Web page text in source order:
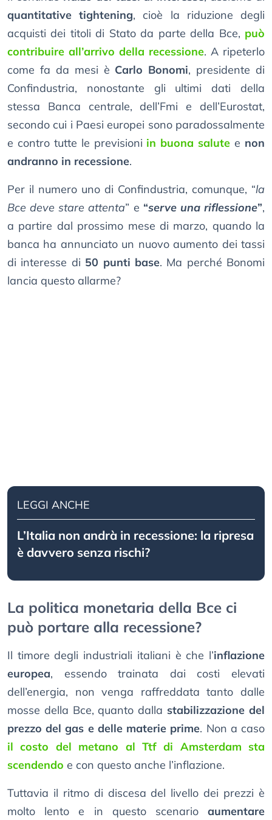
quantitative tightening, cioè la riduzione degli
acquisti dei titoli di Stato da parte della Bce, può
contribuire all’arrivo della recessione. A ripeterlo
come fa da mesi è Carlo Bonomi, presidente di
Confindustria, nonostante gli ultimi dati della
stessa Banca centrale, dell’Fmi e dell’Eurostat,
secondo cui i Paesi europei sono paradossalmente
e contro tutte le previsioni in buona salute e non
andranno in recessione.
Per il numero uno di Confindustria, comunque, “la
Bce deve stare attenta” e “serve una riflessione”,
a partire dal prossimo mese di marzo, quando la
banca ha annunciato un nuovo aumento dei tassi
di interesse di 50 punti base. Ma perché Bonomi
lancia questo allarme?
LEGGI ANCHE
L’Italia non andrà in recessione: la ripresa
è davvero senza rischi?
La politica monetaria della Bce ci
può portare alla recessione?
Il timore degli industriali italiani è che l’inflazione
europea, essendo trainata dai costi elevati
dell’energia, non venga raffreddata tanto dalle
mosse della Bce, quanto dalla stabilizzazione del
prezzo del gas e delle materie prime. Non a caso
il costo del metano al Ttf di Amsterdam sta
scendendo e con questo anche l’inflazione.
Tuttavia il ritmo di discesa del livello dei prezzi è
molto lento e in questo scenario aumentare